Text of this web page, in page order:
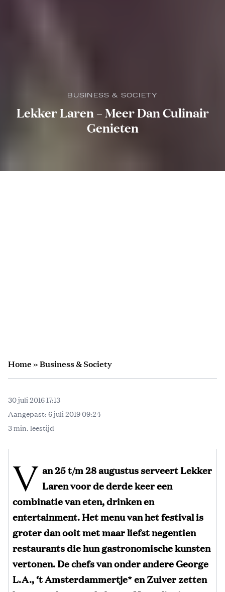
BUSINESS & SOCIETY
Lekker Laren – Meer Dan Culinair
Genieten
Home»Business & Society
30 juli 2016 17:13
Aangepast: 6 juli 2019 09:24
3 min. leestijd
V an 25 t/m 28 augustus serveert Lekker
Laren voor de derde keer een
combinatie van eten, drinken en
entertainment. Het menu van het festival is
groter dan ooit met maar liefst negentien
restaurants die hun gastronomische kunsten
vertonen. De chefs van onder andere George
L.A., ‘t Amsterdammertje*en Zuiver zetten